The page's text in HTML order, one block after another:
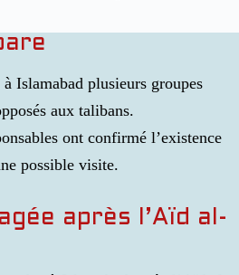
Islamabad plusieurs groupes
aux talibans.
ont confirmé l’existence
possible visite.
après l’Aïd al-